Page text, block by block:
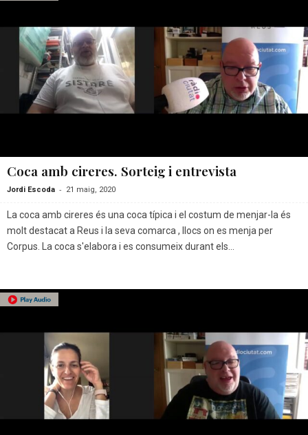
Coca amb cireres. Sorteig i entrevista
Jordi Escoda - 21 maig, 2020
La coca amb cireres és una coca típica i el costum de menjar-la és
molt destacat a Reus i la seva comarca , llocs on es menja per
Corpus. La coca s'elabora i es consumeix durant els...